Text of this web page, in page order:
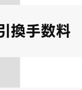
換手数料